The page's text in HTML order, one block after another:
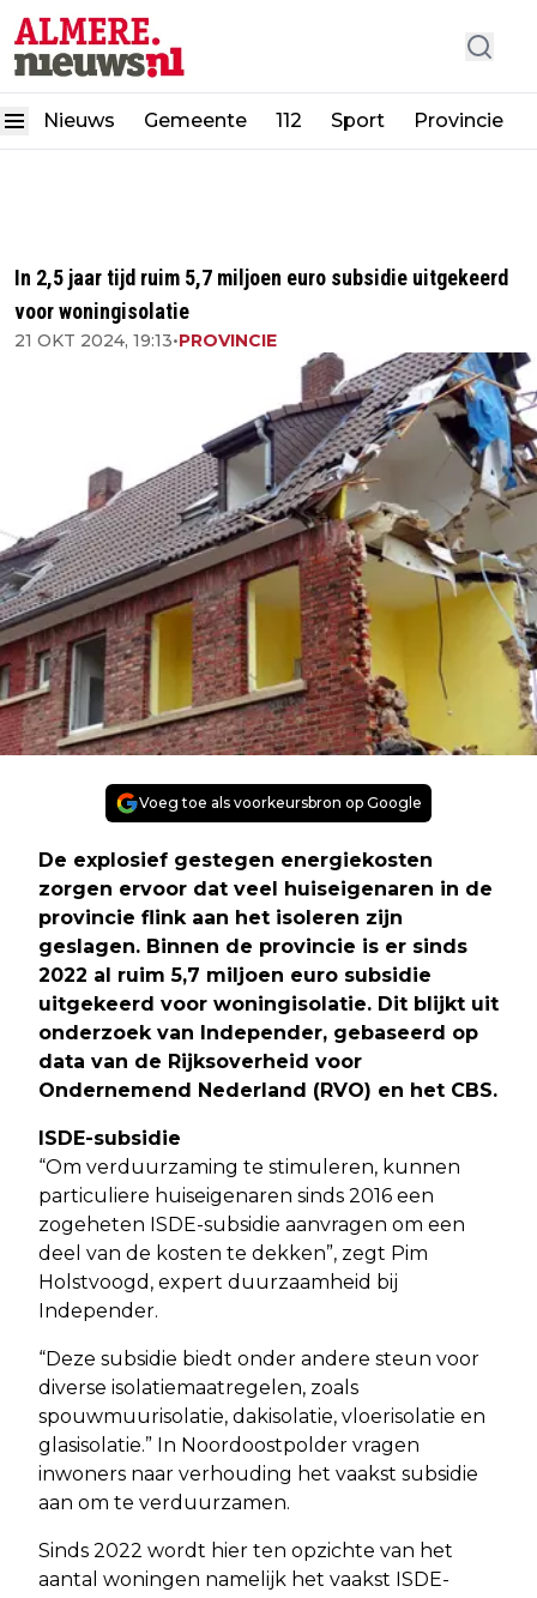
Nieuws Gemeente 112 Sport Provincie
In 2,5 jaar tijd ruim 5,7 miljoen euro subsidie uitgekeerd
voor woningisolatie
21 OKT 2024, 19:13•PROVINCIE
Voeg toe als voorkeursbron op Google
De explosief gestegen energiekosten
zorgen ervoor dat veel huiseigenaren in de
provincie flink aan het isoleren zijn
geslagen. Binnen de provincie is er sinds
2022 al ruim 5,7 miljoen euro subsidie
uitgekeerd voor woningisolatie. Dit blijkt uit
onderzoek van Independer, gebaseerd op
data van de Rijksoverheid voor
Ondernemend Nederland (RVO) en het CBS.
ISDE-subsidie
“Om verduurzaming te stimuleren, kunnen
particuliere huiseigenaren sinds 2016 een
zogeheten ISDE-subsidie aanvragen om een
deel van de kosten te dekken”, zegt Pim
Holstvoogd, expert duurzaamheid bij
Independer.
“Deze subsidie biedt onder andere steun voor
diverse isolatiemaatregelen, zoals
spouwmuurisolatie, dakisolatie, vloerisolatie en
glasisolatie.” In Noordoostpolder vragen
inwoners naar verhouding het vaakst subsidie
aan om te verduurzamen.
Sinds 2022 wordt hier ten opzichte van het
aantal woningen namelijk het vaakst ISDE-